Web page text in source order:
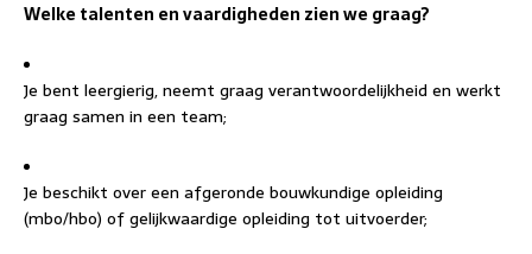
Welke talenten en vaardigheden zien we graag?
Je bent leergierig, neemt graag verantwoordelijkheid en werkt
graag samen in een team;
Je beschikt over een afgeronde bouwkundige opleiding
(mbo/hbo) of gelijkwaardige opleiding tot uitvoerder;